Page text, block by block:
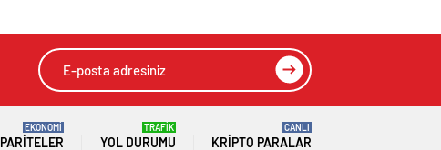
PARITELER
EKONOMİ
YOL DURUMU
TRAFİK
KRIPTO PARALAR
CANLI